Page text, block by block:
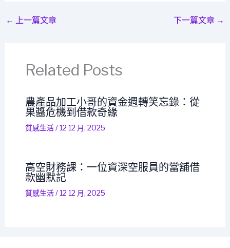
← 上一篇文章 下一篇文章 →
Related Posts
農產品加工小哥的資金週轉笑忘錄：從
果醬危機到借款奇緣
質感生活/12 12 月, 2025
高空財務課：一位資深空服員的當舖借
款幽默記
質感生活/12 12 月, 2025